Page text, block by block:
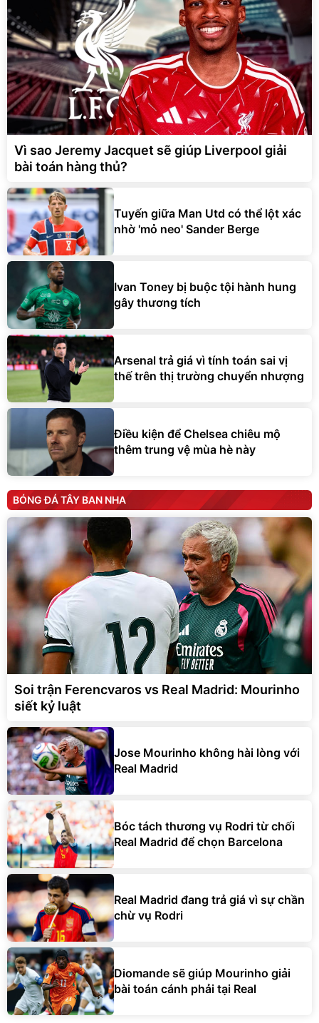
Vì sao Jeremy Jacquet sẽ giúp Liverpool giải
bài toán hàng thủ?
Tuyến giữa Man Utd có thể lột xác
nhờ 'mỏ neo' Sander Berge
Ivan Toney bị buộc tội hành hung
gây thương tích
Arsenal trả giá vì tính toán sai vị
thế trên thị trường chuyển nhượng
Điều kiện để Chelsea chiêu mộ
thêm trung vệ mùa hè này
BÓNG ĐÁ TÂY BAN NHA
Soi trận Ferencvaros vs Real Madrid: Mourinho
siết kỷ luật
Jose Mourinho không hài lòng với
Real Madrid
Bóc tách thương vụ Rodri từ chối
Real Madrid để chọn Barcelona
Real Madrid đang trả giá vì sự chần
chừ vụ Rodri
Diomande sẽ giúp Mourinho giải
bài toán cánh phải tại Real